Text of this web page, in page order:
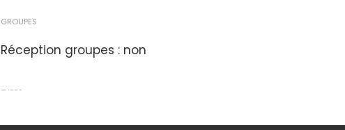
GROUPES
Réception groupes : non
TYPES
Evènement jeune public